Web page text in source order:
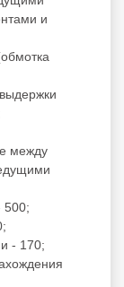
и
между
500;
- 170;